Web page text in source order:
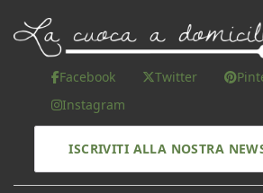
Facebook Twitter
Instagram
ISCRIVITI ALLA NOSTRA